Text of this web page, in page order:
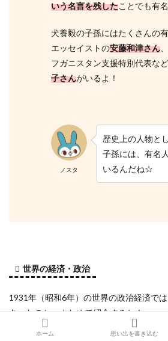
いう名言を残したことでも有
犬養毅の子孫にはたくさんの
エッセイストの安藤和津さん
フガニスタン支援特別代表な
子さんがいるよ！
ノスタ
歴史上の人物と
子孫には、有名
いるんだね☆
世界の経済・政治
1931年（昭和6年）の世界の政治経済で
あったのか、まとめて紹介するね！
ホーム 思い出を書き込む